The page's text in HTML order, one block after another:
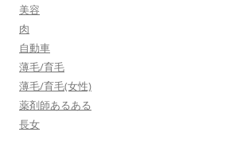
美容
肉
自動車
薄毛/育毛
薄毛/育毛(女性)
薬剤師あるある
長女